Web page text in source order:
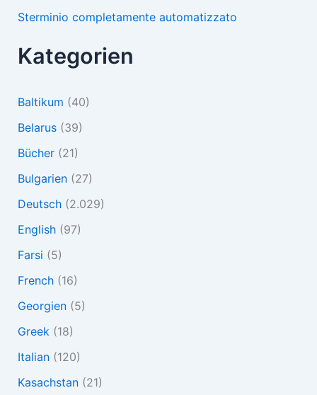
Sterminio completamente automatizzato
Kategorien
Baltikum (40)
Belarus(39)
Bücher(21)
Bulgarien(27)
Deutsch(2.029)
English(97)
Farsi (5)
French(16)
Georgien(5)
Greek (18)
Italian(120)
Kasachstan(21)